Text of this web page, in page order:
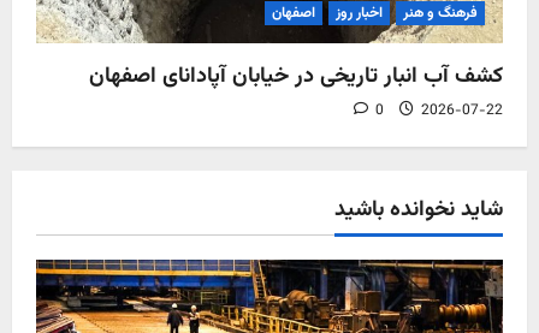
فرهنگ و هنر اخبار روز اصفهان
کشف آب‌ انبار تاریخی در خیابان آپادانای اصفهان
2026-07-22
0
شاید نخوانده باشید